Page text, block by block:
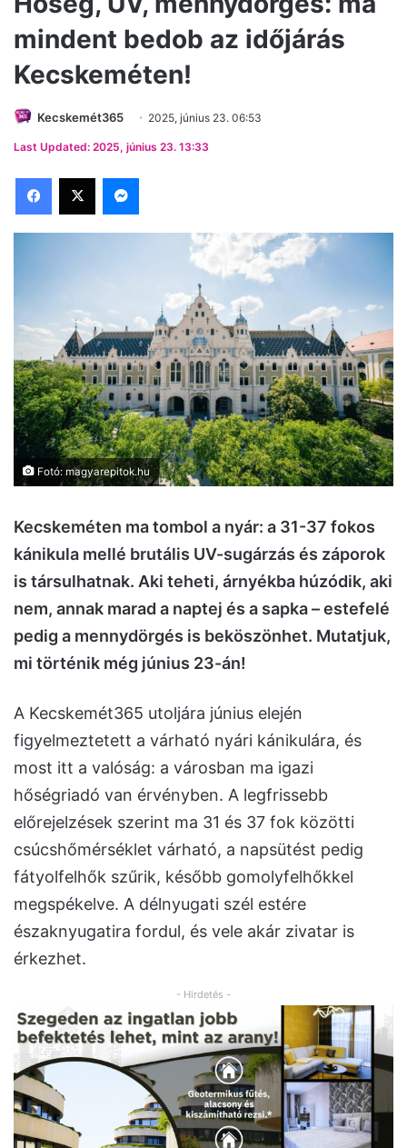
mindent bedob az időjárás
Kecskeméten!
Kecskemét365 2025, június 23. 06:53
Last Updated: 2025, június 23. 13:33
Facebook
X Messenger
Fotó: magyarepitok.hu
Kecskeméten ma tombol a nyár: a 31-37 fokos
kánikula mellé brutális UV-sugárzás és záporok
is társulhatnak. Aki teheti, árnyékba húzódik, aki
nem, annak marad a naptej és a sapka – estefelé
pedig a mennydörgés is beköszönhet. Mutatjuk,
mi történik még június 23-án!
A Kecskemét365 utoljára június elején
figyelmeztetett a várható nyári kánikulára, és
most itt a valóság: a városban ma igazi
hőségriadó van érvényben. A legfrissebb
előrejelzések szerint ma 31 és 37 fok közötti
csúcshőmérséklet várható, a napsütést pedig
fátyolfelhők szűrik, később gomolyfelhőkkel
megspékelve. A délnyugati szél estére
északnyugatira fordul, és vele akár zivatar is
érkezhet.
- Hirdetés -